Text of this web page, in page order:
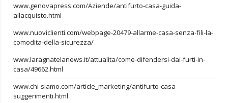
www.genovapress.com/Aziende/antifurto-casa-guida-
allacquisto.html
www.nuoviclienti.com/webpage-20479-allarme-casa-senza-fili-la-
comodita-della-sicurezza/
www.laragnatelanews.it/attualita/come-difendersi-dai-furti-in-
casa/49662.html
www.chi-siamo.com/article_marketing/antifurto-casa-
suggerimenti.html